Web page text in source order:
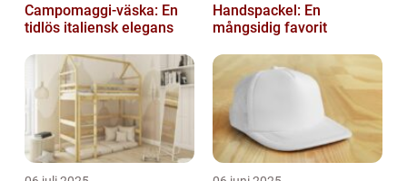
Campomaggi-väska: En
tidlös italiensk elegans
Handspackel: En
mångsidig favorit